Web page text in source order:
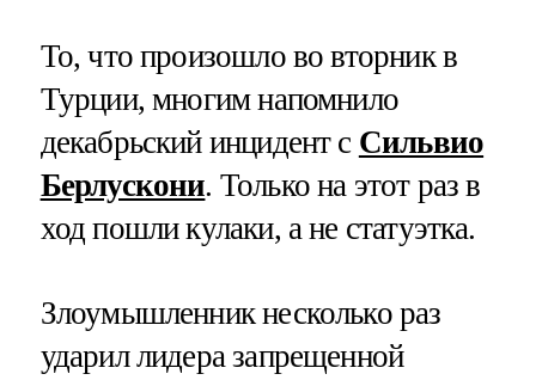
То, что произошло во вторник в
Турции, многим напомнило
декабрьский инцидент с Сильвио
Берлускони. Только на этот раз в
ход пошли кулаки, а не статуэтка.
Злоумышленник несколько раз
ударил лидера запрещенной